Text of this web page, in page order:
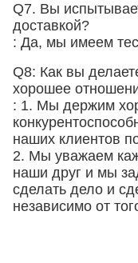
Q7. Вы
доставкой?
: Да, мы имеем
Q8: Как вы
хорошее
: 1. Мы держим
наших клиентов
2. Мы уважаем
наши друг и мы
сделать дело и
независимо от